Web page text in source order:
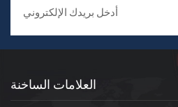
العلامات الساخنة